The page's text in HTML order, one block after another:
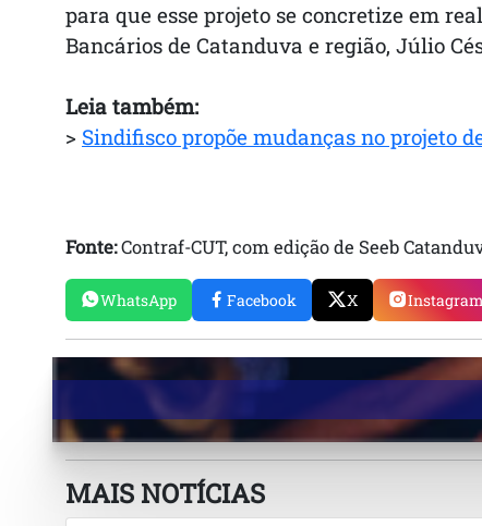
para que esse projeto se concretize em
Bancários de Catanduva e região, Júlio
Leia também:
> Sindifisco propõe mudanças no projeto
Fonte:Contraf-CUT, com edição de Seeb
WhatsApp Facebook X Instagram
MAIS NOTÍCIAS